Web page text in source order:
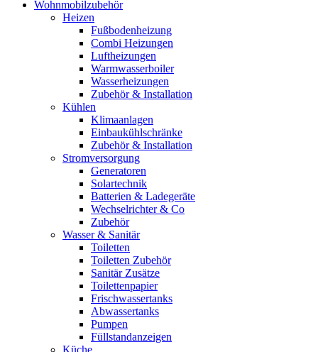
Wohnmobilzubehör
Heizen
Fußbodenheizung
Combi Heizungen
Luftheizungen
Warmwasserboiler
Wasserheizungen
Zubehör & Installation
Kühlen
Klimaanlagen
Einbaukühlschränke
Zubehör & Installation
Stromversorgung
Generatoren
Solartechnik
Batterien & Ladegeräte
Wechselrichter & Co
Zubehör
Wasser & Sanitär
Toiletten
Toiletten Zubehör
Sanitär Zusätze
Toilettenpapier
Frischwassertanks
Abwassertanks
Pumpen
Füllstandanzeigen
Küche